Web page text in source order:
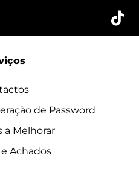
de Password
a Melhorar
Achados